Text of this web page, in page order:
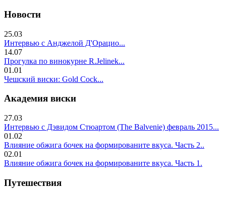
Новости
25.03
Интервью с Анджелой Д'Орацио...
14.07
Прогулка по винокурне R.Jelinek...
01.01
Чешский виски: Gold Cock...
Академия виски
27.03
Интервью с Дэвидом Стюартом (The Balvenie) февраль 2015...
01.02
Влияние обжига бочек на формированите вкуса. Часть 2..
02.01
Влияние обжига бочек на формированите вкуса. Часть 1.
Путешествия